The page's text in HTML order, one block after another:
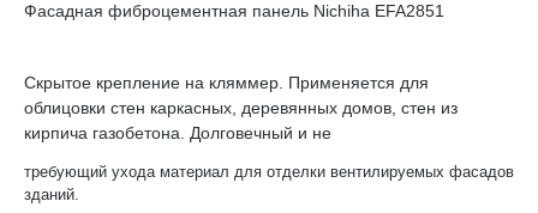
Фасадная фиброцементная панель Nichiha EFA2851
Скрытое крепление на кляммер. Применяется для
облицовки стен каркасных, деревянных домов, стен из
кирпича газобетона. Долговечный и не
требующий ухода материал для отделки вентилируемых фасадов
зданий.